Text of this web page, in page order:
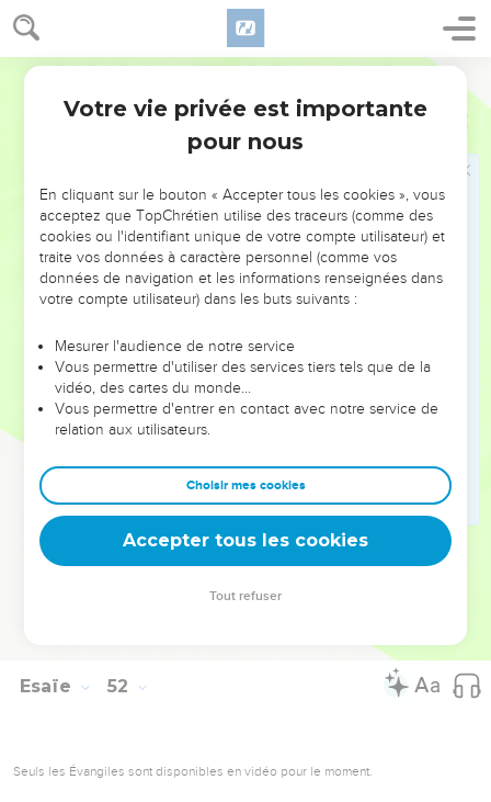
Esaïe 51
Parmi tous les enfants que tu as mis au monde, parmi tous
ceux que tu as élevés, aucun ne t’a prise par la main pour te
guider.
Les malheurs te sont arrivés deux par deux : violence et
destruction, famine et guerre. Mais qui va te plaindre ? Qui te
Tes enfants sont étendus par terre à tous les coins de rue.
Comme des antilopes prises au piège, ils restent là, sans
force, frappés par la colère du SEIGNEUR, par la menace de
ton Dieu.
C’est pourquoi, écoute ceci, ville malheureuse : tu es ivre,
Le SEIGNEUR, ton Maître, ton Dieu, va défendre son
peuple. Voici ce qu’il dit : « Je vais reprendre de tes mains la
coupe qui fait tourner la tête, la coupe de ma colère. Tu n’en
boiras plus jamais.
Je la mettrai dans la main de ceux qui te font souffrir. Ils te
disaient : “Mets-toi par terre ! Nous allons marcher sur toi.” Et
tu faisais de ton dos un passage, un chemin sur lequel ils
marchaient. »
© Société biblique française – Bibli’O, 2000, avec autorisation. Pour vous procurer
Esaïe 52
Seuls les Évangiles sont disponibles en vidéo pour le moment.
Votre vie privée est importante
pour nous
En cliquant sur le bouton « Accepter tous les cookies », vous
acceptez que TopChrétien utilise des traceurs (comme des
cookies ou l'identifiant unique de votre compte utilisateur) et
traite vos données à caractère personnel (comme vos
données de navigation et les informations renseignées dans
votre compte utilisateur) dans les buts suivants :
Mesurer l'audience de notre service
Vous permettre d'utiliser des services tiers tels que de la
vidéo, des cartes du monde…
Vous permettre d'entrer en contact avec notre service de
relation aux utilisateurs.
Choisir mes cookies
Accepter tous les cookies
Tout refuser